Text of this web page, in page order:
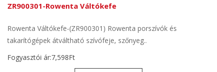
ZR900301-Rowenta Váltókefe
Rowenta Váltókefe-(ZR900301) Rowenta porszívók és
takarítógépek átváltható szívófeje, szőnyeg..
Fogyasztói ár:7,598Ft